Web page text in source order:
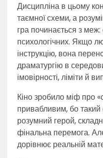
Дисципліна в цьому
таємної схеми, а
гра починається з
психологічних. Якщо
інструкцію, вона
драматургію в
імовірності, ліміти й
Кіно зробило міф про
привабливим, бо
розумний герой,
фінальна перемога.
дорівнює реальній